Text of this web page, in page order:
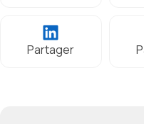
Partager